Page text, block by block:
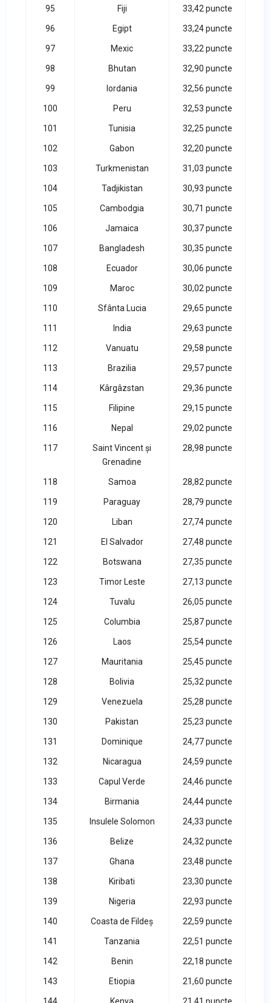
95 Fiji 33,42 puncte
96 Egipt 33,24 puncte
97 Mexic 33,22 puncte
98 Bhutan 32,90 puncte
99 Iordania 32,56 puncte
100 Peru 32,53 puncte
101 Tunisia 32,25 puncte
102 Gabon 32,20 puncte
103 Turkmenistan 31,03 puncte
104 Tadjikistan 30,93 puncte
105 Cambodgia 30,71 puncte
106 Jamaica 30,37 puncte
107 Bangladesh 30,35 puncte
108 Ecuador 30,06 puncte
109 Maroc 30,02 puncte
110 Sfânta Lucia 29,65 puncte
111 India 29,63 puncte
112 Vanuatu 29,58 puncte
113 Brazilia 29,57 puncte
114 Kârgâzstan 29,36 puncte
115 Filipine 29,15 puncte
116 Nepal 29,02 puncte
117
Saint Vincent și
Grenadine
28,98 puncte
118 Samoa 28,82 puncte
119 Paraguay 28,79 puncte
120 Liban 27,74 puncte
121 El Salvador 27,48 puncte
122 Botswana 27,35 puncte
123 Timor Leste 27,13 puncte
124 Tuvalu 26,05 puncte
125 Columbia 25,87 puncte
126 Laos 25,54 puncte
127 Mauritania 25,45 puncte
128 Bolivia 25,32 puncte
129 Venezuela 25,28 puncte
130 Pakistan 25,23 puncte
131 Dominique 24,77 puncte
132 Nicaragua 24,59 puncte
133 Capul Verde 24,46 puncte
134 Birmania 24,44 puncte
135 Insulele Solomon 24,33 puncte
136 Belize 24,32 puncte
137 Ghana 23,48 puncte
138 Kiribati 23,30 puncte
139 Nigeria 22,93 puncte
140 Coasta de Fildeș 22,59 puncte
141 Tanzania 22,51 puncte
142 Benin 22,18 puncte
143 Etiopia 21,60 puncte
144 Kenya 21,41 puncte